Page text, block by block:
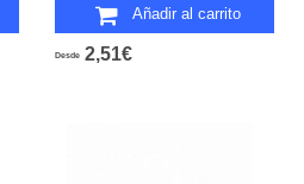
Añadir al carrito
Desde 2,51€